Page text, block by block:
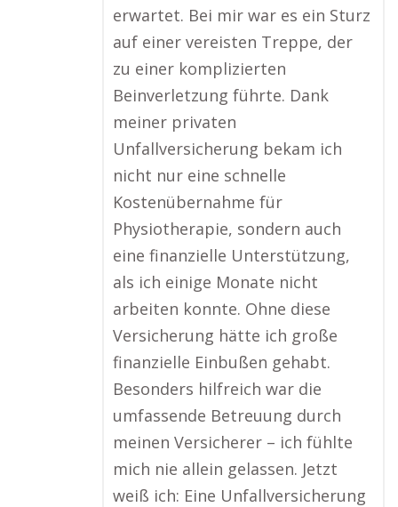
erwartet. Bei mir war es ein Sturz
auf einer vereisten Treppe, der
zu einer komplizierten
Beinverletzung führte. Dank
meiner privaten
Unfallversicherung bekam ich
nicht nur eine schnelle
Kostenübernahme für
Physiotherapie, sondern auch
eine finanzielle Unterstützung,
als ich einige Monate nicht
arbeiten konnte. Ohne diese
Versicherung hätte ich große
finanzielle Einbußen gehabt.
Besonders hilfreich war die
umfassende Betreuung durch
meinen Versicherer – ich fühlte
mich nie allein gelassen. Jetzt
weiß ich: Eine Unfallversicherung